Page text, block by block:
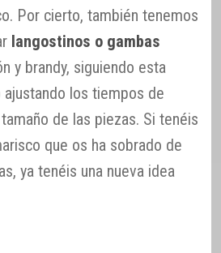
Por cierto, también tenemos
langostinos o gambas
y brandy, siguiendo esta
los tiempos de
de las piezas. Si tenéis
que os ha sobrado de
ya tenéis una nueva idea